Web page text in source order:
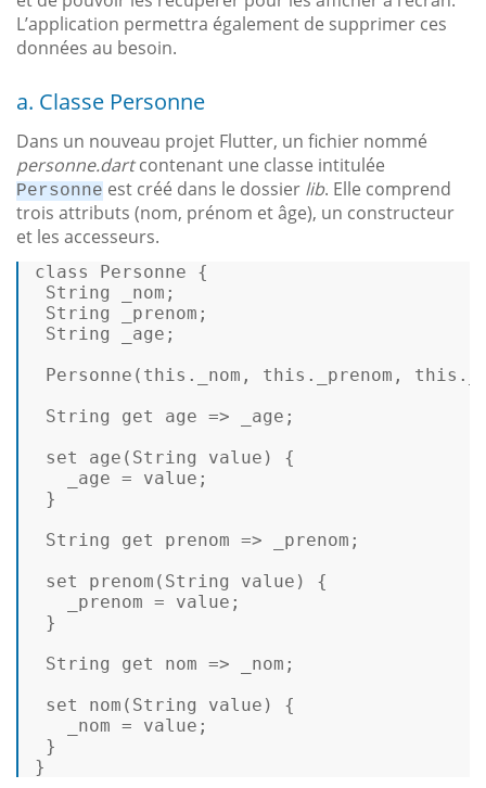
L’application permettra également de supprimer ces
données au besoin.
a. Classe Personne
Dans un nouveau projet Flutter, un fichier nommé
personne.dartcontenant une classe intitulée
Personne est créé dans le dossier lib. Elle comprend
trois attributs (nom, prénom et âge), un constructeur
et les accesseurs.
class Personne {
String
_nom;
String
_prenom;
String
_age;
Personne ( this . _nom , this . _prenom , this .
String
get age => _age;
set
age ( String value ) {
_age = value;
}
String
get prenom => _prenom;
set
prenom ( String value ) {
_prenom = value;
}
String
get nom => _nom;
set
nom ( String value ) {
_nom = value;
}
}